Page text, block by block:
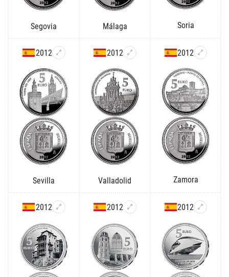
Segovia Málaga Soria
2012
Sevilla
2012
Valladolid
2012
Zamora
2012 2012 2012